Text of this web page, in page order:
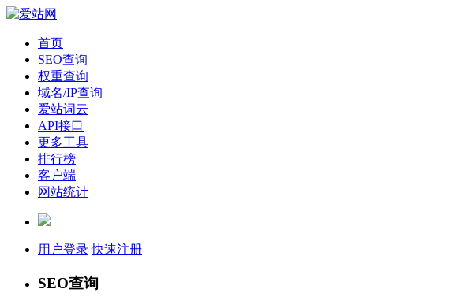
首页
SEO查询
权重查询
域名/IP查询
爱站词云
API接口
更多工具
排行榜
客户端
网站统计
用户登录 快速注册
SEO查询